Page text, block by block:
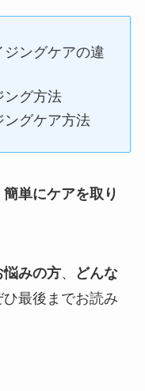
ングケアの違
ング方法
ングケア方法
簡単にケアを取り
悩みの方、
どんな
ひ最後までお読み